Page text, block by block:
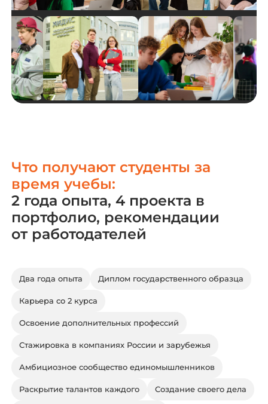
Что получают студенты за
время учебы:
2 года опыта, 4 проекта в
портфолио, рекомендации
от работодателей
Два года опыта Диплом государственного образца
Карьера со 2 курса
Освоение дополнительных профессий
Стажировка в компаниях России и зарубежья
Амбициозное сообщество единомышленников
Раскрытие талантов каждого Создание своего дела